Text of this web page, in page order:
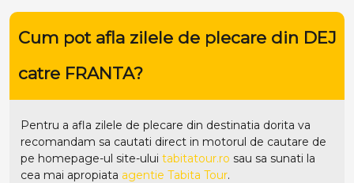
Cum pot afla zilele de plecare din DEJ
catre FRANTA?
Pentru a afla zilele de plecare din destinatia dorita va
recomandam sa cautati direct in motorul de cautare de
pe homepage-ul site-ului tabitatour.ro sau sa sunati la
cea mai apropiata agentie Tabita Tour.